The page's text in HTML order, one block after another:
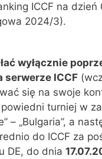
ICCF na dzień
2024/3).
wyłącznie
serwerze ICCF
się na swoje
turniej w
– „Bulgaria”, a
do ICCF za
DE, do dnia